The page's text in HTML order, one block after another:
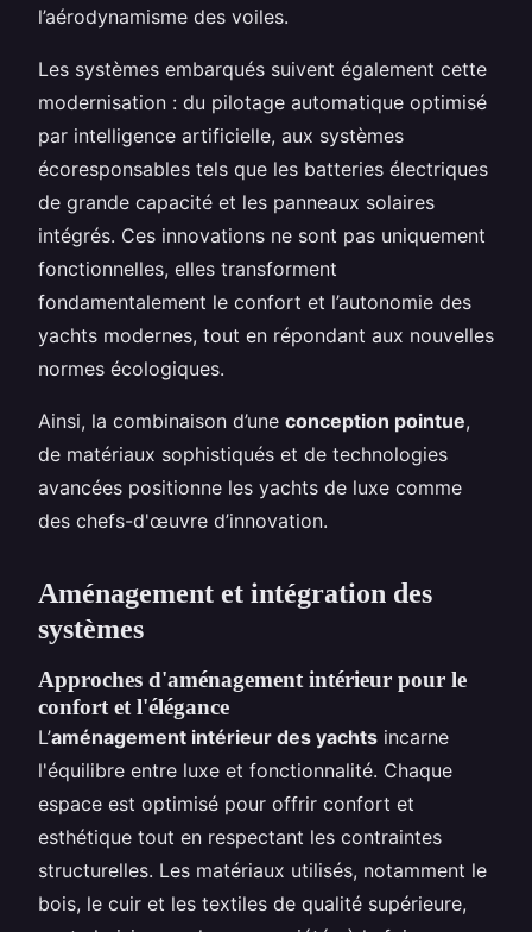
l’aérodynamisme des voiles.
Les systèmes embarqués suivent également cette
modernisation : du pilotage automatique optimisé
par intelligence artificielle, aux systèmes
écoresponsables tels que les batteries électriques
de grande capacité et les panneaux solaires
intégrés. Ces innovations ne sont pas uniquement
fonctionnelles, elles transforment
fondamentalement le confort et l’autonomie des
yachts modernes, tout en répondant aux nouvelles
normes écologiques.
Ainsi, la combinaison d’une conception pointue,
de matériaux sophistiqués et de technologies
avancées positionne les yachts de luxe comme
des chefs-d'œuvre d’innovation.
Aménagement et intégration des
systèmes
Approches d'aménagement intérieur pour le
confort et l'élégance
L’aménagement intérieur des yachts incarne
l'équilibre entre luxe et fonctionnalité. Chaque
espace est optimisé pour offrir confort et
esthétique tout en respectant les contraintes
structurelles. Les matériaux utilisés, notamment le
bois, le cuir et les textiles de qualité supérieure,